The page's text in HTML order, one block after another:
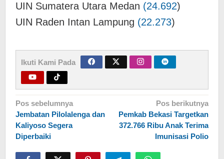
UIN Sumatera Utara Medan (24.692)
UIN Raden Intan Lampung (22.273)
Ikuti Kami Pada
Navigasi
pos
Pos sebelumnya
Jembatan Pilolalenga dan
Kaliyoso Segera
Diperbaiki
Pos berikutnya
Pemkab Bekasi Targetkan
372.766 Ribu Anak Terima
Imunisasi Polio